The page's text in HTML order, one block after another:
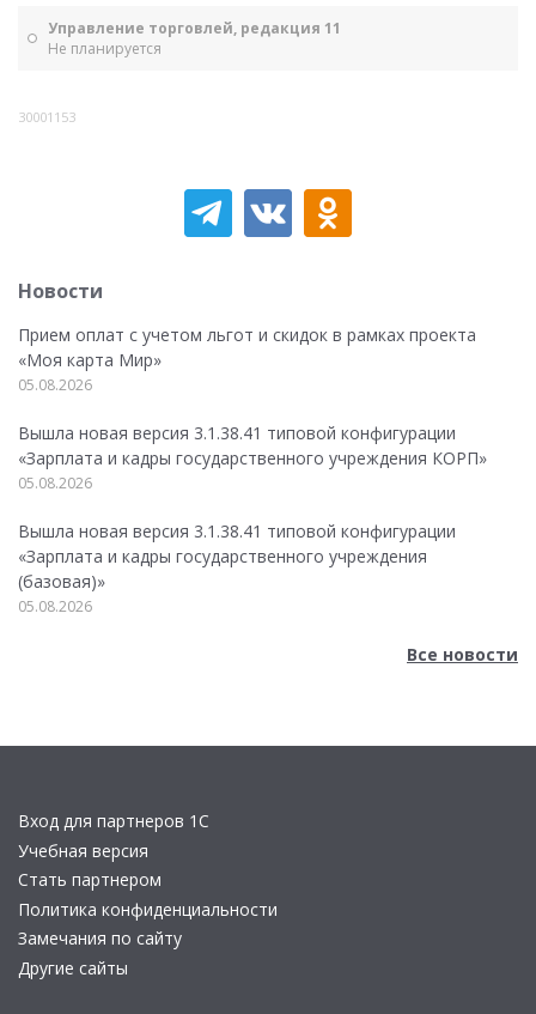
Управление торговлей, редакция 11
Не планируется
30001153
Новости
Прием оплат с учетом льгот и скидок в рамках проекта
«Моя карта Мир»
05.08.2026
Вышла новая версия 3.1.38.41 типовой конфигурации
«Зарплата и кадры государственного учреждения КОРП»
05.08.2026
Вышла новая версия 3.1.38.41 типовой конфигурации
«Зарплата и кадры государственного учреждения
(базовая)»
05.08.2026
Все новости
Вход для партнеров 1С
Учебная версия
Стать партнером
Политика конфиденциальности
Замечания по сайту
Другие сайты